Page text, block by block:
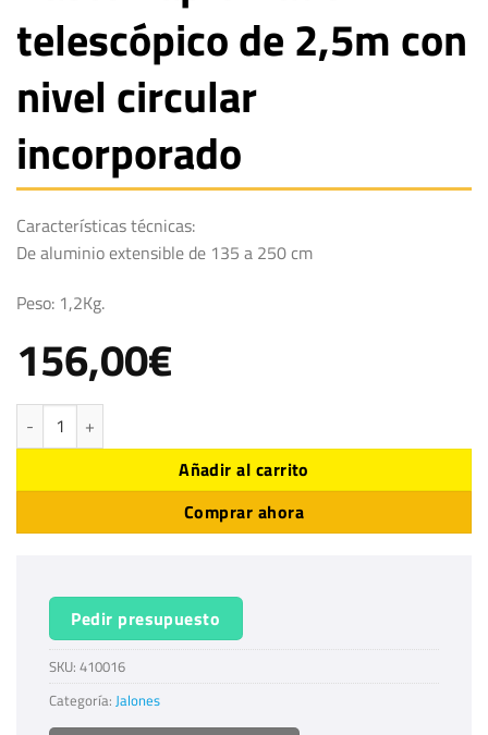
telescópico de 2,5m con
nivel circular
incorporado
Características técnicas:
De aluminio extensible de 135 a 250 cm
Peso: 1,2Kg.
156,00€
Bastón aplomador telescópico de 2,5m con nivel circular incorporado
Añadir al carrito
Comprar ahora
Pedir presupuesto
SKU: 410016
Categoría: Jalones